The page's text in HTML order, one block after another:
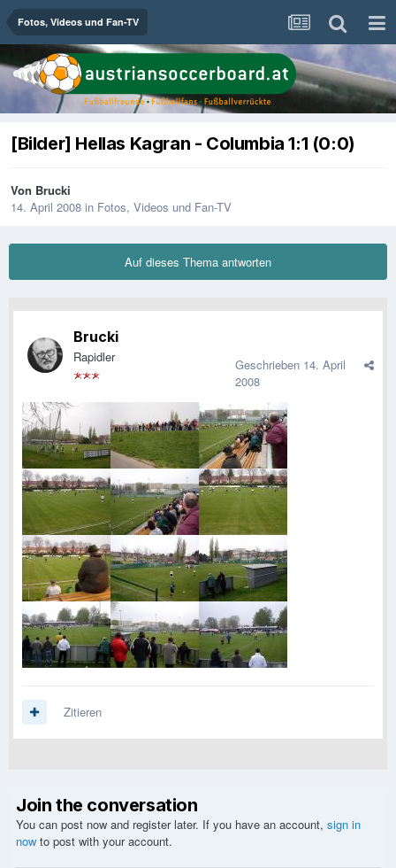
Fotos, Videos und Fan-TV
[Bilder] Hellas Kagran - Columbia 1:1 (0:0)
Von Brucki
14. April 2008 in Fotos, Videos und Fan-TV
Auf dieses Thema antworten
Brucki
Rapidler Geschrieben 14. April
2008
Zitieren
Join the conversation
You can post now and register later. If you have an account, sign in
now to post with your account.